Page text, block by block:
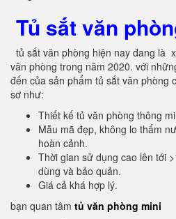
Tủ sắt văn
tủ sắt văn phòng hiện nay đang là
văn phòng trong năm 2020. với
đến của sản phẩm tủ sắt văn phòng
sơ như:
Thiết kế tủ văn phòng thông
Mẫu mã đẹp, không lo thấm
hoàn cảnh.
Thời gian sử dụng cao lên tới
dùng và bảo quản.
Giá cả khá hợp lý.
bạn quan tâm tủ văn phòng mini